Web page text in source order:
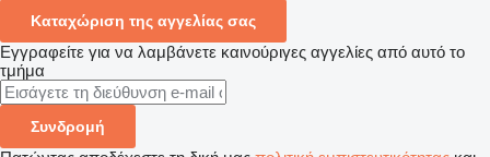
Καταχώριση της αγγελίας σας
Εγγραφείτε για να λαμβάνετε καινούριγες αγγελίες από αυτό το
τμήμα
Συνδρομή